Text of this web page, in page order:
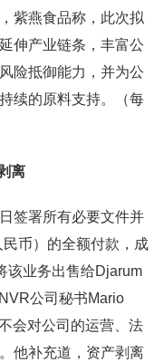
紫燕食品称，此次拟
伸产业链条，丰富公
险抵御能力，并为公
续的原料支持。（每
离
签署所有必要文件并
币）的全额付款，成
该业务出售给Djarum
公司秘书Mario
会对公司的运营、法
他补充道，资产剥离